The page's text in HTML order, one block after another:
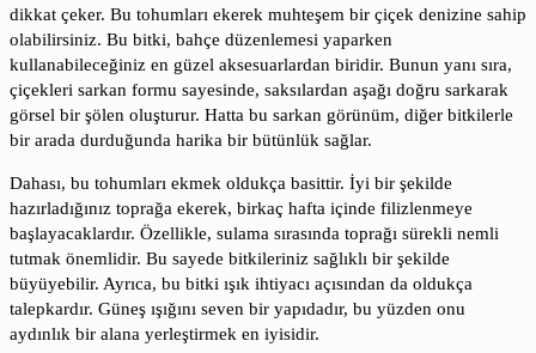
dikkat çeker. Bu tohumları ekerek muhteşem bir çiçek denizine sahip
olabilirsiniz. Bu bitki, bahçe düzenlemesi yaparken
kullanabileceğiniz en güzel aksesuarlardan biridir. Bunun yanı sıra,
çiçekleri sarkan formu sayesinde, saksılardan aşağı doğru sarkarak
görsel bir şölen oluşturur. Hatta bu sarkan görünüm, diğer bitkilerle
bir arada durduğunda harika bir bütünlük sağlar.
Dahası, bu tohumları ekmek oldukça basittir. İyi bir şekilde
hazırladığınız toprağa ekerek, birkaç hafta içinde filizlenmeye
başlayacaklardır. Özellikle, sulama sırasında toprağı sürekli nemli
tutmak önemlidir. Bu sayede bitkileriniz sağlıklı bir şekilde
büyüyebilir. Ayrıca, bu bitki ışık ihtiyacı açısından da oldukça
talepkardır. Güneş ışığını seven bir yapıdadır, bu yüzden onu
aydınlık bir alana yerleştirmek en iyisidir.